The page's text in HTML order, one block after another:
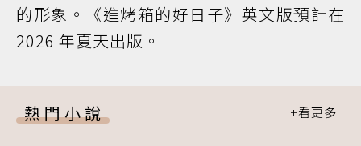
的形象。《進烤箱的好日子》英文版預計在
2026 年夏天出版。
熱門小說